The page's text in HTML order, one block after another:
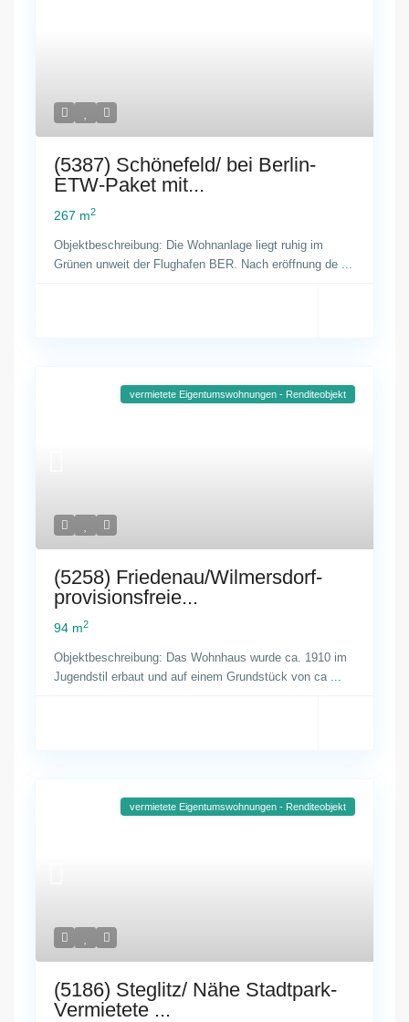
(5387) Schönefeld/ bei Berlin-
ETW-Paket mit...
267 m2
Objektbeschreibung: Die Wohnanlage liegt ruhig im
Grünen unweit der Flughafen BER. Nach eröffnung de ...
vermietete Eigentumswohnungen - Renditeobjekt
(5258) Friedenau/Wilmersdorf-
provisionsfreie...
94 m2
Objektbeschreibung: Das Wohnhaus wurde ca. 1910 im
Jugendstil erbaut und auf einem Grundstück von ca ...
vermietete Eigentumswohnungen - Renditeobjekt
(5186) Steglitz/ Nähe Stadtpark-
Vermietete ...